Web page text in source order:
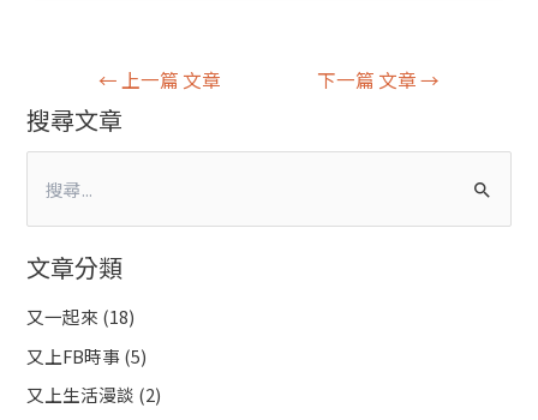
← 上一篇 文章 下一篇 文章→
搜尋文章
尋
關
字
:
文章分類
又一起來 (18)
又上FB時事(5)
又上生活漫談 (2)